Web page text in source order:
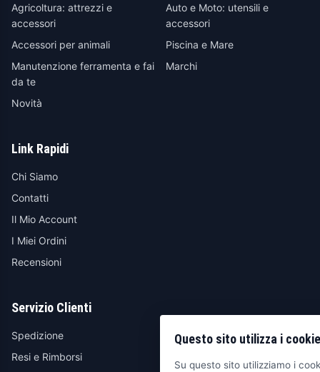
Agricoltura: attrezzi e
accessori
Auto e Moto: utensili e
accessori
Accessori per animali
Piscina e Mare
Manutenzione ferramenta e fai
da te
Marchi
Novità
Link Rapidi
Chi Siamo
Contatti
Il Mio Account
I Miei Ordini
Recensioni
Servizio Clienti
Spedizione
Resi e Rimborsi
Questo sito utilizza i cookie
Su questo sito utilizziamo i